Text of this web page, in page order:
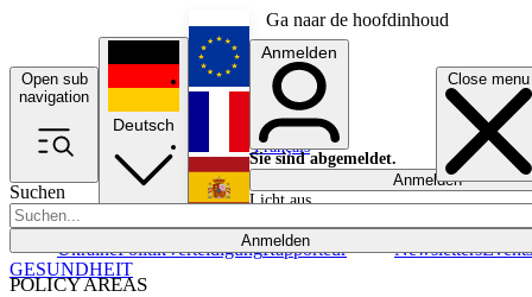
Ga naar de hoofdinhoud
Open sub
navigation
Close menu
Suchen
Anmelden
POLICY AREAS
UkrainePolitikVerteidigungRapporteur NewslettersEvents
Deutsch
English
Français
Anmelden
Sie sind abgemeldet.
Anmelden
Licht aus
GESUNDHEIT